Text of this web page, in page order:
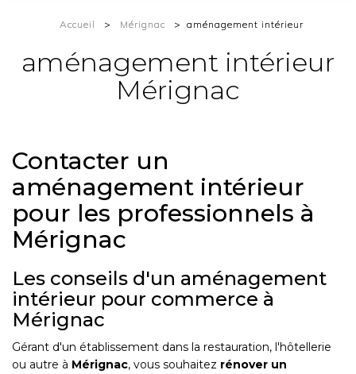
Accueil Mérignac aménagement intérieur
aménagement intérieur
Mérignac
Contacter un
aménagement intérieur
pour les professionnels à
Mérignac
Les conseils d'un aménagement
intérieur pour commerce à
Mérignac
Gérant d'un établissement dans la restauration, l'hôtellerie
ou autre à Mérignac, vous souhaitez rénover un